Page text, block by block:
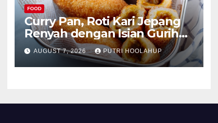
FOOD
Curry Pan, Roti Kari Jepang
Renyah dengan Isian Gurih
Menggoda
AUGUST 7, 2026 PUTRI HOOLAHUP